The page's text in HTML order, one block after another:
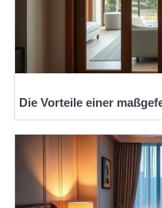
Die Vorteile einer